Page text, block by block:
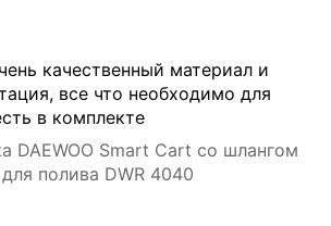
качественный материал и
все что необходимо для
в комплекте
DAEWOO Smart Cart со шлангом
полива DWR 4040